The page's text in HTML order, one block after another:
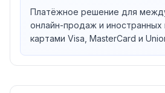
Краткая история
— запуск площадки
Платёжное решение для
онлайн-продаж и иностранных
картами Visa, MasterCard и